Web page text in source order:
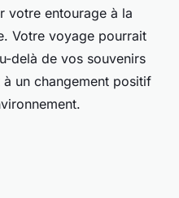
votre entourage à la
Votre voyage pourrait
delà de vos souvenirs
un changement positif